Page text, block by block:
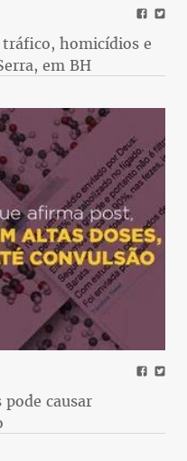
homicídios e
em BH
causar